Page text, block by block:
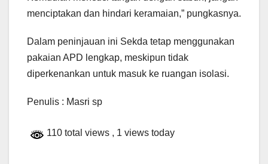
menciptakan dan hindari keramaian,” pungkasnya.
Dalam peninjauan ini Sekda tetap menggunakan
pakaian APD lengkap, meskipun tidak
diperkenankan untuk masuk ke ruangan isolasi.
Penulis : Masri sp
110 total views , 1 views today